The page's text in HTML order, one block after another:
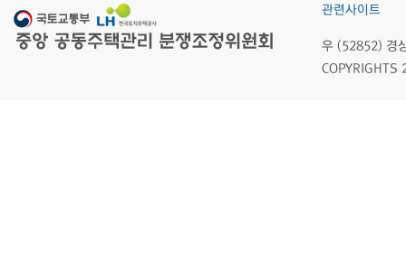
관련사이트
우 (52852) 경
COPYRIGHTS